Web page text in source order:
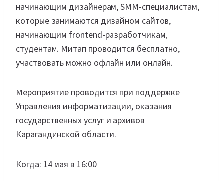
начинающим дизайнерам, SMM-специалистам,
которые занимаются дизайном сайтов,
начинающим frontend-разработчикам,
студентам. Митап проводится бесплатно,
участвовать можно офлайн или онлайн.
Мероприятие проводится при поддержке
Управления информатизации, оказания
государственных услуг и архивов
Карагандинской области.
Когда: 14 мая в 16:00